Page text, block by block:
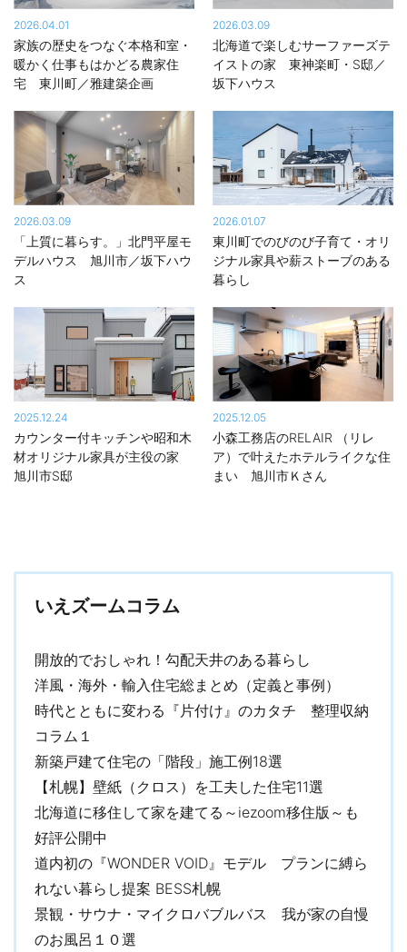
線でそれが可能なのか、またはもっとこうしてみるのはいかがで
しょうかと提案しより良いおうちづくりをサポートさせていただ
いております。
あなたの夢は、弊社が受け止め「カタチ」にします。そのために
細かな打ち合わせや、個人情報保護の意識が強い時代ではありま
すが、細かなヒアリングにもご協力いただけると精度の高いおう
ちづくりをサポートできると確信しております。
Instagramアカウントで詳しくお話させていただいています。せひ
ご覧ください。
https://www.instagram.com/sakashitahouse/?hl=ja
快適な住環境
断熱等級６・HEAT20-G2
基準をクリア。
C値も全棟平均０．５未満となっております。
「全室床暖房
」を採用し、－25度以上の厳しい冬でも快適に暖か
い住環境をご提供。北海道は夏冬の寒暖差が60度にもなります。
過去最低気温（－40度）を記録している旭川市は特に冬場の底冷
えに悩まされておりました。「坂下ハウス」では、そのような問
題を解決すべく、
」
・ウレタン処理（細部・配線など外部に関わる全て）
・気密シート
・気密テープ
・気密ボックス
・気密測定による品質の一定化
徹底した断熱・気密処理があるからこそ、快適な住環境をご提供
できます。
このほかにも、
・スーパーハードボード+サウンドカットによる軽量落下物の落下
音減少
・軽鉄天井下地により、耐火・湿気に効果を発揮し、クロス割れ
2026.04.01
家族の歴史をつなぐ本格和室・
暖かく仕事もはかどる農家住
宅 東川町／雅建築企画
2026.03.09
北海道で楽しむサーファーズテ
イストの家 東神楽町・S邸／
坂下ハウス
2026.03.09
「上質に暮らす。」北門平屋モ
デルハウス 旭川市／坂下ハウ
ス
2026.01.07
東川町でのびのび子育て・オリ
ジナル家具や薪ストーブのある
暮らし
2025.12.24
カウンター付キッチンや昭和木
材オリジナル家具が主役の家
旭川市S邸
2025.12.05
小森工務店のRELAIR （リレ
ア）で叶えたホテルライクな住
まい 旭川市Ｋさん
いえズームコラム
開放的でおしゃれ！勾配天井のある暮らし
洋風・海外・輸入住宅総まとめ（定義と事例）
時代とともに変わる『片付け』のカタチ 整理収納
コラム１
新築戸建て住宅の「階段」施工例18選
【札幌】壁紙（クロス）を工夫した住宅11選
北海道に移住して家を建てる～iezoom移住版～も
好評公開中
道内初の『WONDER VOID』モデル プランに縛ら
れない暮らし提案 BESS札幌
景観・サウナ・マイクロバブルバス 我が家の自慢
のお風呂１０選